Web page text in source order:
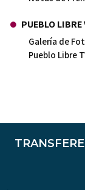
PUEBLO LIBRE
Galería de
Pueblo Libre